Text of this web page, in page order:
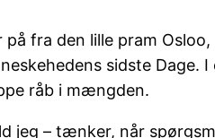
fra den lille pram
sidste Dage.
råb i mængden.
jeg – tænker, når